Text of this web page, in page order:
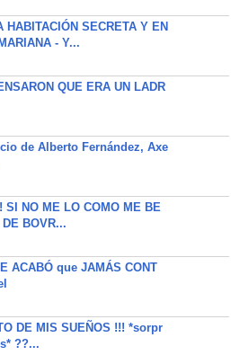
HABITACIÓN SECRETA Y EN
- Y...
QUE ERA UN LADR
de Alberto Fernández, Axe
SI NO ME LO COMO ME BE
DE BOVR...
ACABÓ que JAMÁS CONT
DE MIS SUEÑOS !!! *sorpr
??...